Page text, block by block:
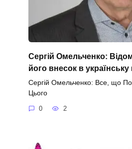
Сергій Омельченко:
його внесок в українську
Сергій Омельченко: Все, що
Цього
0 2